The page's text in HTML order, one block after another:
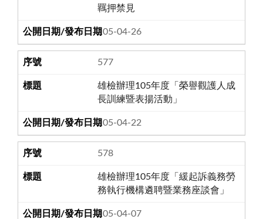
羈押禁見
105-04-26
577
雄檢辦理105年度「榮譽觀護人成
長訓練暨表揚活動」
105-04-22
578
雄檢辦理105年度「緩起訴義務勞
務執行機構遴聘暨業務座談會」
105-04-07